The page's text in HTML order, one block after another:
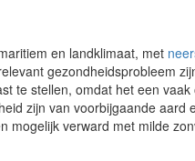
en landklimaat, met
gezondheidsprobleem
te stellen, omdat het een
zijn van voorbijgaande aard
mogelijk verward met milde